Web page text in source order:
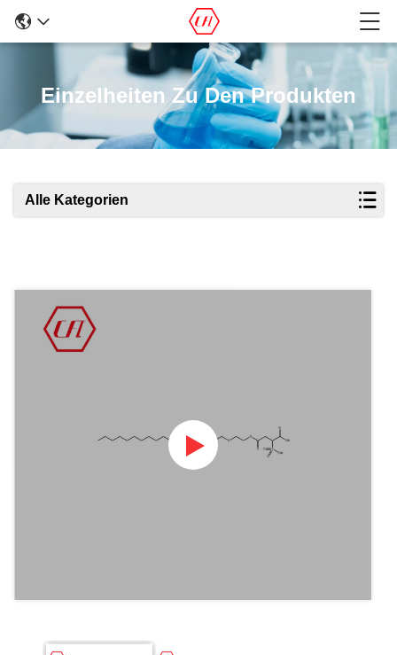
Einzelheiten Zu Den Produkten
Alle Kategorien